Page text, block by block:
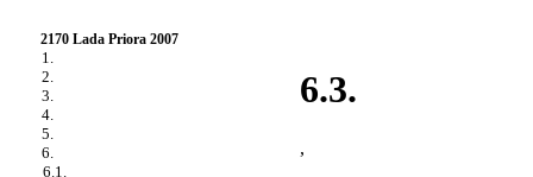
2170 Lada Priora 2007
1.
2.
3.
4.
5.
6.
6.1.
6.3.
,